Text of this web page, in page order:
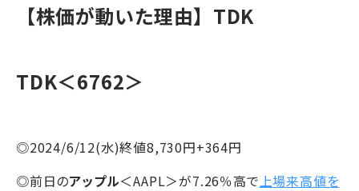
【株価が動いた理由】TDK
TDK＜6762＞
◎2024/6/12(水)終値8,730円+364円
◎前日のアップル＜AAPL＞が7.26％高で 上場来高値を